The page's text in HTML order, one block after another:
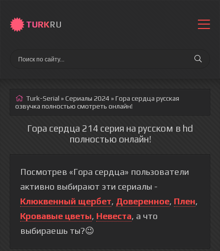
TURKRU
Turk-Serial »Сериалы 2024 » Гора сердца русская
озвучка полностью смотреть онлайн!
Гора сердца 214 серия на русском в hd
полностью онлайн!
Посмотрев «Гора сердца» пользователи
активно выбирают эти сериалы -
Клюквенный щербет, Доверенное, Плен,
Кровавые цветы, Невеста, а что
выбираешь ты?😉